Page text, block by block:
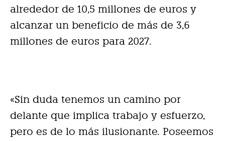
alrededor de 10,5 millones de euros y
alcanzar un beneficio de más de 3,6
millones de euros para 2027.
«Sin duda tenemos un camino por
delante que implica trabajo y esfuerzo,
pero es de lo más ilusionante. Poseemos